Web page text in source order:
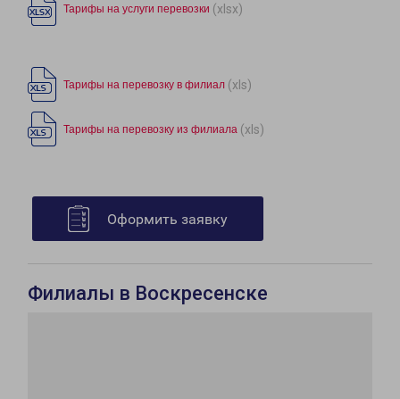
Тарифы на услуги перевозки (xlsx)
Тарифы на перевозку в филиал (xls)
Тарифы на перевозку из филиала (xls)
Оформить заявку
Филиалы в Воскресенске